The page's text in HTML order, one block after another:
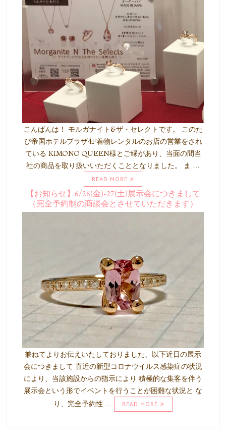
こんばんは！ モルガナイト&ザ・セレクトです。 このた
び帝国ホテルプラザ4F着物レンタルのお店の営業をされ
ている KIMONO QUEEN様とご縁があり、当面の間当
社の商品を取り扱いいただくこととなりました。 ま …
READ MORE
【お知らせ】6/26(金)-27(土)展示会につきまして
（完全予約制の商談会とさせていただきます）
兼ねてよりお伝えいたしておりました、以下近日の展示
会につきまして 直近の新型コロナウイルス感染症の状況
により、当該施設からの指示により 積極的な集客を伴う
展示会という形でイベントを行うことが困難な状況と な
り、完全予約性 …
READ MORE